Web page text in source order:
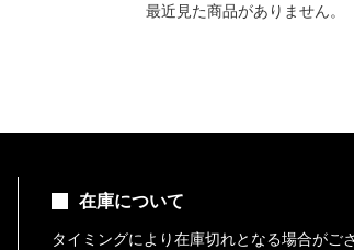
最近見た商品がありません。
在庫について
タイミングにより在庫切れとなる場合がご